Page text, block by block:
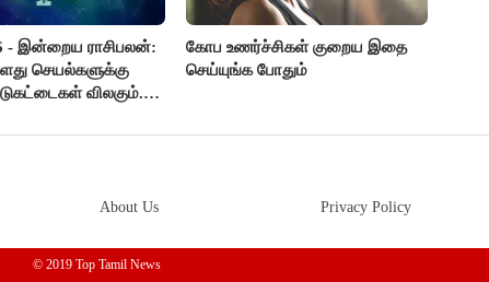
- இன்றைய ராசிபலன்:
செயல்களுக்கு
விலகும்.
கோப உணர்ச்சிகள் குறைய இதை
செய்யுங்க போதும்
About Us Privacy Policy
© 2019 Top Tamil News